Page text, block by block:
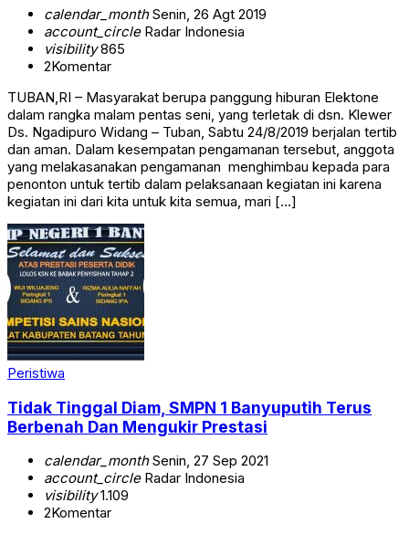
calendar_monthSenin, 26 Agt 2019
account_circleRadar Indonesia
visibility865
2Komentar
TUBAN,RI – Masyarakat berupa panggung hiburan Elektone
dalam rangka malam pentas seni, yang terletak di dsn. Klewer
Ds. Ngadipuro Widang – Tuban, Sabtu 24/8/2019 berjalan tertib
dan aman. Dalam kesempatan pengamanan tersebut, anggota
yang melakasanakan pengamanan menghimbau kepada para
penonton untuk tertib dalam pelaksanaan kegiatan ini karena
kegiatan ini dari kita untuk kita semua, mari […]
Peristiwa
Tidak Tinggal Diam, SMPN 1 Banyuputih Terus
Berbenah Dan Mengukir Prestasi
calendar_monthSenin, 27 Sep 2021
account_circleRadar Indonesia
visibility1.109
2Komentar